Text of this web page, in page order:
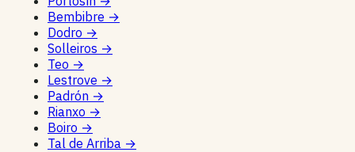
Bembibre →
Dodro →
Solleiros →
Teo →
Lestrove →
Padrón →
Rianxo →
Boiro →
Tal de Arriba →